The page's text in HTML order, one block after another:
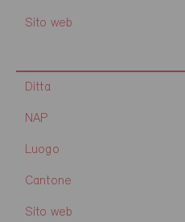
Sito web
Ditta
NAP
Luogo
Cantone
Sito web